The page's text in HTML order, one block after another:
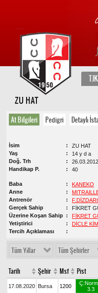
TJK
ZU HAT
At Bilgileri Pedigri Detaylı
İsim
ZU HAT
Yaş
14 y d a
Doğ. Trh
26.03.2012
Handikap P.
40
Baba
KANEKO
Anne
Antrenör
Gerçek Sahip
FİKRET
Üzerine Koşan Sahip
FİKRET
Yetiştirici
DİCLE
Tercih Açıklaması
Tüm Yıllar Tüm Şehirler
Tarih Şehir Msf Pist
17.08.2020 Bursa 1200
3.3